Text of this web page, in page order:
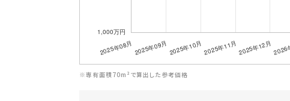
※専有面積70m²で算出した参考価格